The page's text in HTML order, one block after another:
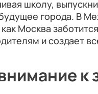
школу,
города. В
Москва
и создает
к